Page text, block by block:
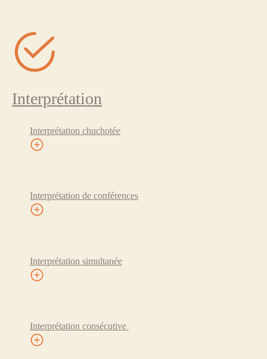
Interprétation
Interprétation chuchotée
Interprétation de conférences
Interprétation simultanée
Interprétation consécutive